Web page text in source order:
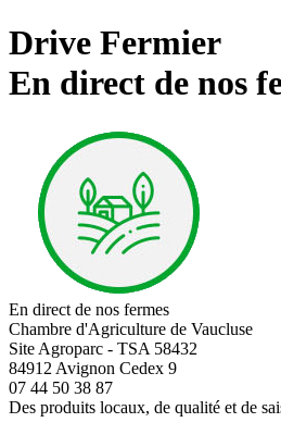
Drive Fermier
En direct de nos
En direct de nos fermes
Chambre d'Agriculture de Vaucluse
Site Agroparc - TSA 58432
84912 Avignon Cedex 9
07 44 50 38 87
Des produits locaux, de qualité et de